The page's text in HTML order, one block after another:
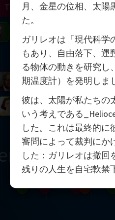
Easley
Penrose
Mandelbrot
Robinson
Blackwell
Turing月、金星の位相、太陽
た。
ガリレオは「現代科学
もあり、自由落下、運
る物体の動きを研究し
期温度計）を発明しま
彼は、太陽が私たちの
いう考えである
した。これは最終的
審問によって裁判にか
した：ガリレオは撤
残りの人生を自宅軟禁